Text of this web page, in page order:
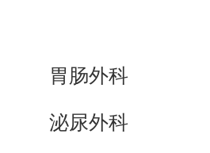
胃肠外科
泌尿外科